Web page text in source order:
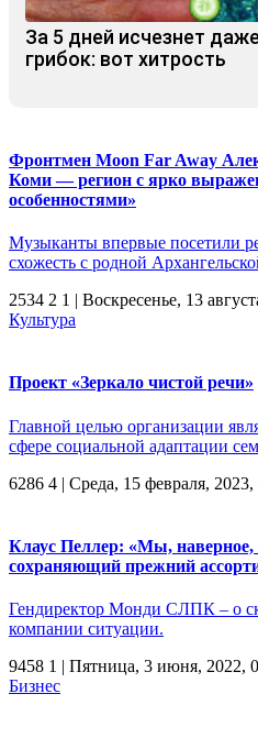
За 5 дней исчезнет
грибок: вот хитрость
Фронтмен Moon Far Away
Коми — регион с ярко
особенностями»
Музыканты впервые посетили
схожесть с родной
2534 2 1 | Воскресенье, 13
Культура
Проект «Зеркало чистой речи»
Главной целью организации
сфере социальной адаптации
6286 4 | Среда, 15 февраля, 2023,
Клаус Пеллер: «Мы,
сохраняющий прежний
Гендиректор Монди СЛПК – о
компании ситуации.
9458 1 | Пятница, 3 июня, 2022,
Бизнес